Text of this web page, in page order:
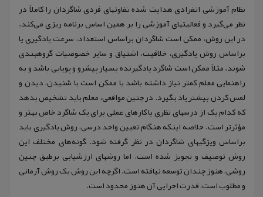
نظام آموزشی انفرادی هدایت شده تفاوتهای فردی شاگردان را کاملاً در
نظر می‌گیرد و فعالیتهای آموزشی را بر همین اساس برنامه ریزی می‌کند.
در این روش، ممکن است شاگردان براساس استعداد، سرعت یادگیری یا
براساس روش یادگیری، خلاقیت، اشتیاق و سایر خصوصیات گروهبندی
شوند. مثلاً ممکن است شاگرد یادگیرنده بسیار پیشرو و پویایی باشد و به
راهنمایی معلم کمتر نیاز داشته باشد یا ممکن است با شنیدن، دیدن و
لمس کردن بیشتر یاد بگیرد. در چنین مواقعی، معلم باید تشخیص بدهد
که کدام یک از درسهای نظری یا کارهای عملی برای یک شاگرد خاص بهتر و
مؤثرتر است. خلاصه اینکه هنگام تعیین واحد درسی، روش یادگیری باید
براساس ویژگیهای شاگردان در نظر گرفته شود. گونه‌های مختلف این
روش توصیف و تجویز شده است، اما روشهای ارزشیابی برطبق چنین
روشی، هنوز چندان توسعه نیافته است. اگرچه این روش یک روش آرمانی
و مطلوب است، قدرت اجرایی آن هنوز محدود است.